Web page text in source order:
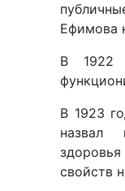
Ефимова
В 1922
В 1923
назвал
свойств